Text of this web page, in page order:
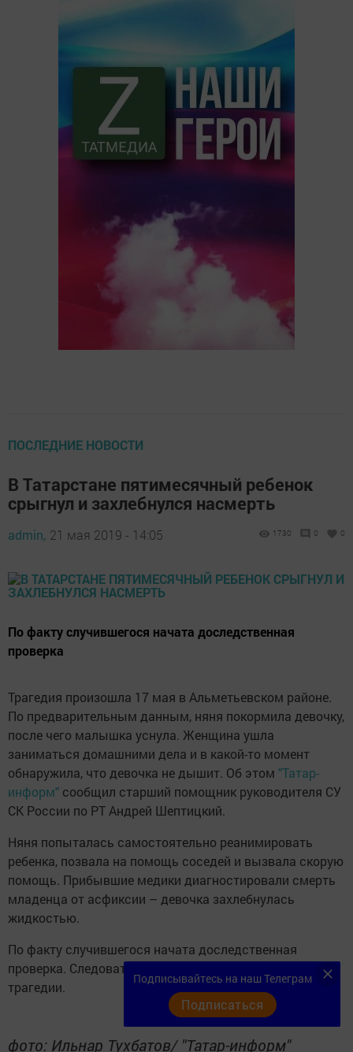
ПОСЛЕДНИЕ НОВОСТИ
В Татарстане пятимесячный ребенок
срыгнул и захлебнулся насмерть
admin, 21 мая 2019 - 14:05 1730 0 0
По факту случившегося начата доследственная
проверка
Трагедия произошла 17 мая в Альметьевском районе.
По предварительным данным, няня покормила девочку,
после чего малышка уснула. Женщина ушла
заниматься домашними дела и в какой-то момент
обнаружила, что девочка не дышит. Об этом "Татар-
информ" сообщил старший помощник руководителя СУ
СК России по РТ Андрей Шептицкий.
Няня попыталась самостоятельно реанимировать
ребенка, позвала на помощь соседей и вызвала скорую
помощь. Прибывшие медики диагностировали смерть
младенца от асфиксии – девочка захлебнулась
жидкостью.
По факту случившегося начата доследственная
проверка. Следователи выяснят все обстоятельства
трагедии.
фото: Ильнар Тухбатов/ "Татар-информ"
Подписывайтесь на наш Телеграм
Подписаться